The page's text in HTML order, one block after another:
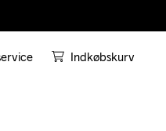
Indkøbskurv